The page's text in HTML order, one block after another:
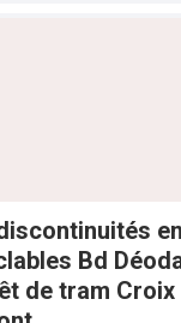
Bd
de tram Croix